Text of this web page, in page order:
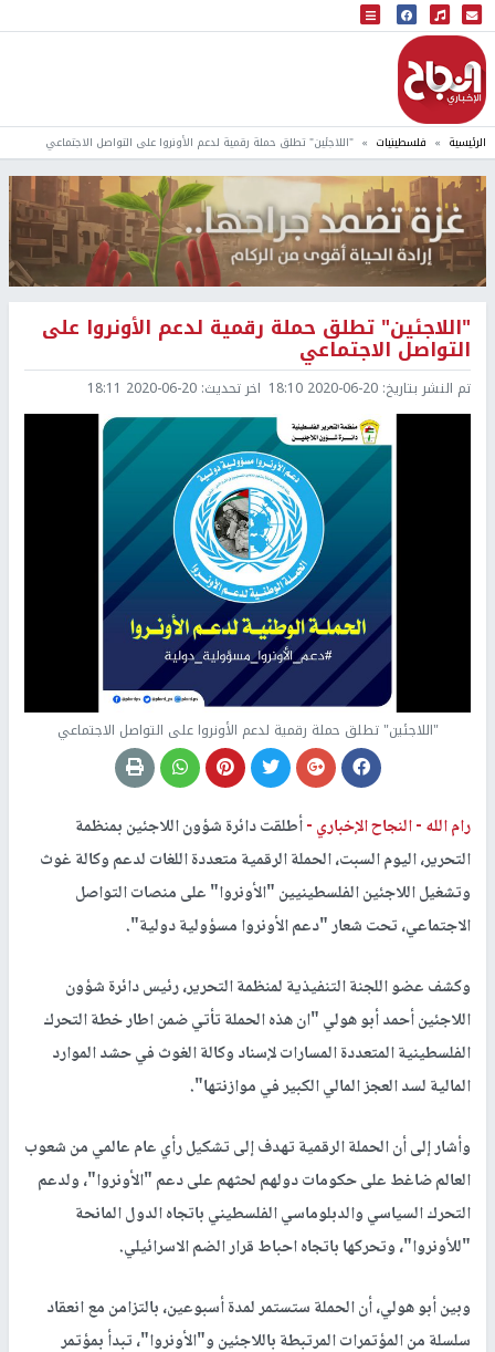
البث المباشر
إذاعة النجاح
الرئيسية فلسطينيات "اللاجئين" تطلق حملة رقمية لدعم الأونروا على التواصل الاجتماعي
"اللاجئين" تطلق حملة رقمية لدعم الأونروا على
التواصل الاجتماعي
تم النشر بتاريخ: 2020-06-20 18:10 اخر تحديث: 2020-06-20 18:11
"اللاجئين" تطلق حملة رقمية لدعم الأونروا على التواصل الاجتماعي
رام الله -النجاح الإخباري -أطلقت دائرة شؤون اللاجئين بمنظمة
التحرير، اليوم السبت، الحملة الرقمية متعددة اللغات لدعم وكالة غوث
وتشغيل اللاجئين الفلسطينيين "الأونروا" على منصات التواصل
الاجتماعي، تحت شعار "دعم الأونروا مسؤولية دولية".
وكشف عضو اللجنة التنفيذية لمنظمة التحرير، رئيس دائرة شؤون
اللاجئين أحمد أبو هولي "ان هذه الحملة تأتي ضمن اطار خطة التحرك
الفلسطينية المتعددة المسارات لإسناد وكالة الغوث في حشد الموارد
المالية لسد العجز المالي الكبير في موازنتها".
وأشار إلى أن الحملة الرقمية تهدف إلى تشكيل رأي عام عالمي من شعوب
العالم ضاغط على حكومات دولهم لحثهم على دعم "الأونروا"، ولدعم
التحرك السياسي والدبلوماسي الفلسطيني باتجاه الدول المانحة
"للأونروا"، وتحركها باتجاه احباط قرار الضم الاسرائيلي.
وبين أبو هولي، أن الحملة ستستمر لمدة أسبوعين، بالتزامن مع انعقاد
سلسلة من المؤتمرات المرتبطة باللاجئين و"الأونروا"، تبدأ بمؤتمر